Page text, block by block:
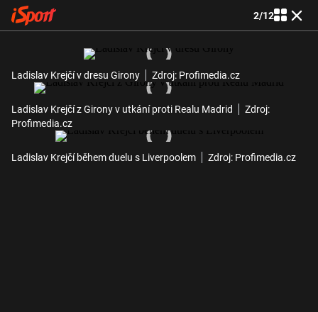
2/12
Ladislav Krejčí v dresu Girony Zdroj: Profimedia.cz
Ladislav Krejčí z Girony v utkání proti Realu Madrid
Zdroj:
Profimedia.cz
Ladislav Krejčí během duelu s Liverpoolem Zdroj: Profimedia.cz